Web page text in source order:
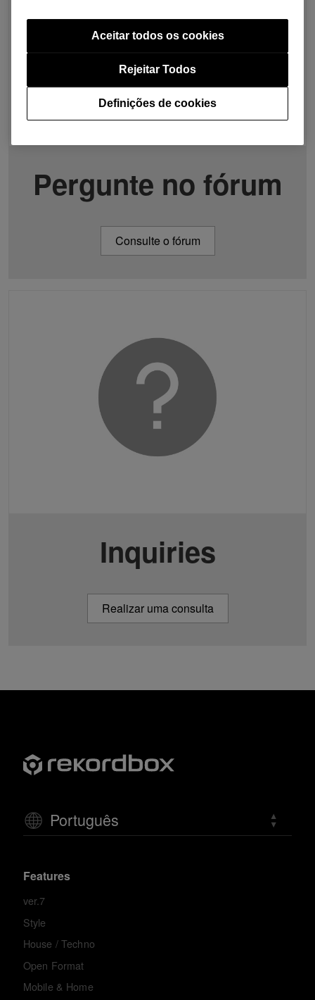
Pergunte no fórum
Consulte o fórum
Inquiries
Realizar uma consulta
Português
Features
ver.7
Style
House / Techno
Open Format
Mobile & Home
Definições de cookies
Rejeitar Todos
Aceitar todos os cookies